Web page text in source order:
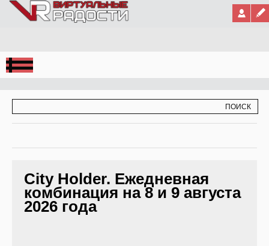
Jump to Navigation
City Holder. Ежедневная
комбинация на 8 и 9 августа
2026 года